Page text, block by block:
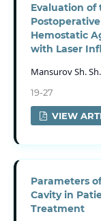
Evaluation of
Hemostatic
with Laser
Mansurov Sh.
19-27
VIEW
Parameters
Cavity in
Treatment